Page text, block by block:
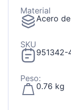
Material
Acero
SKU
951342-
Peso:
0.76 kg